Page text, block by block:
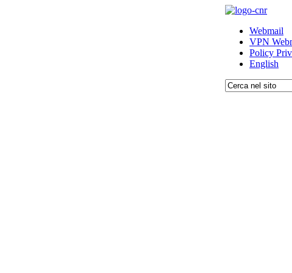
Webmail
VPN
Policy
English